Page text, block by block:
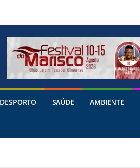
DESPORTO SAÚDE AMBIENTE